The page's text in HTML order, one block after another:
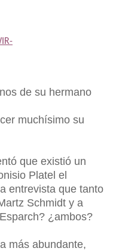
de su hermano
muchísimo su
que existió un
Platel el
entrevista que tanto
Schmidt y a
¿ambos?
más abundante,